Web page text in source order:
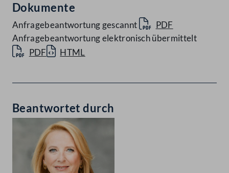
Dokumente
Anfragebeantwortung gescannt
PDF
Anfragebeantwortung elektronisch übermittelt
PDF
HTML
Beantwortet durch